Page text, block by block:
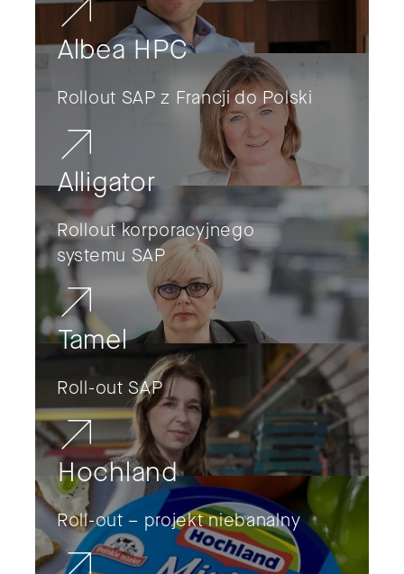
Albea HPC
Rollout SAP z Francji do Polski
Alligator
Rollout korporacyjnego
systemu SAP
Tamel
Roll-out SAP
Hochland
Roll-out – projekt niebanalny